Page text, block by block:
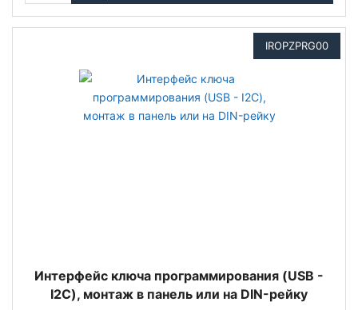
IROPZPRG00
Интерфейс ключа программирования (USB -
I2C), монтаж в панель или на DIN-рейку